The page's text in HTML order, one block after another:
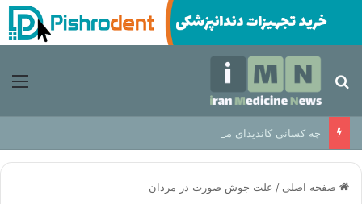
جستجو برای
چه کسانی کاندیدای مناسب برای ایمپلنت دندان هستند؟
صفحه اصلی / علت جوش صورت در مردان